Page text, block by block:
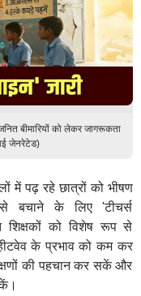
बीमारियों को लेकर जागरूकता
जेनरेटेड)
में पढ़ रहे छात्रों को भीषण
बचाने के लिए 'टीचर्स
शिक्षकों को विशेष रूप से
के प्रभाव को कम कर
की पहचान कर सकें और